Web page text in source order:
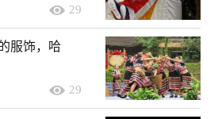
29
服饰，哈
29